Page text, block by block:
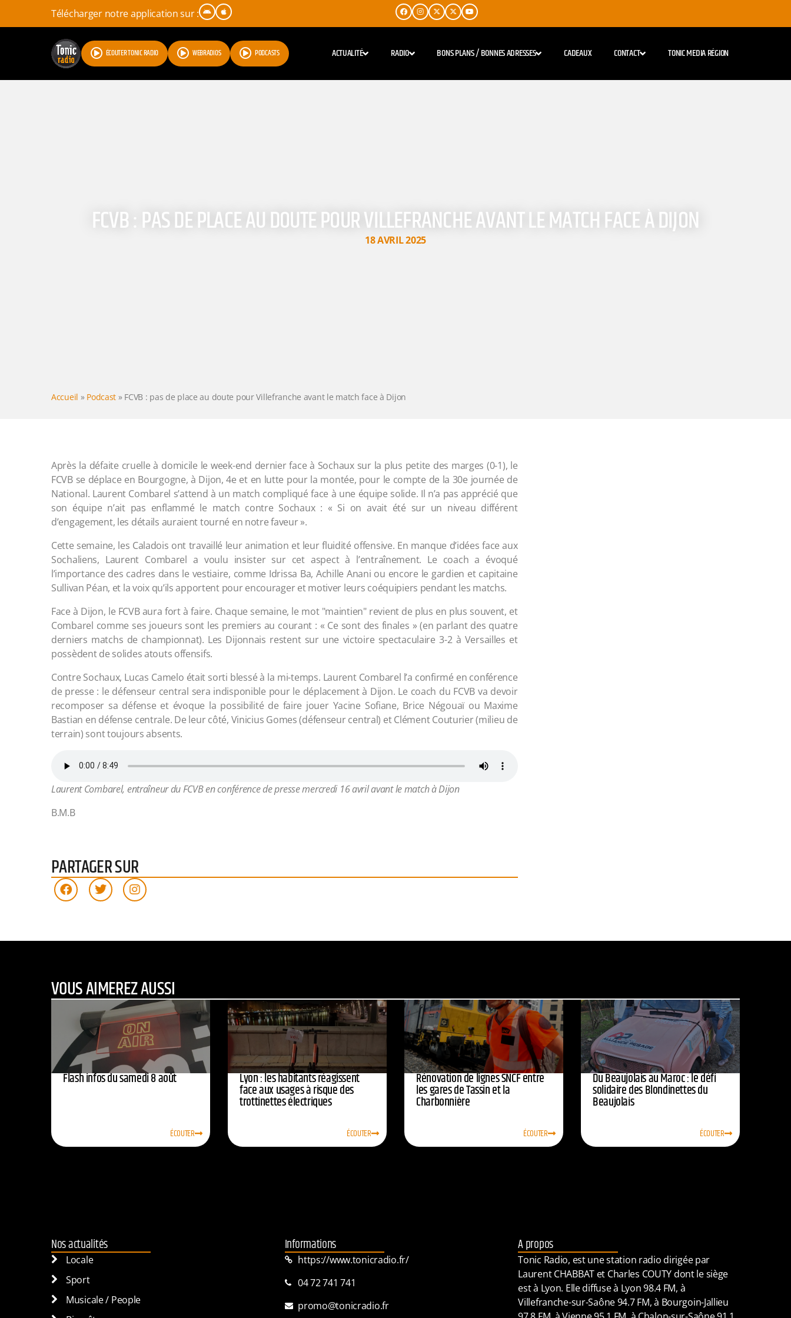
Télécharger notre application sur :
ÉCOUTER TONIC RADIO WEBRADIOS PODCASTS ACTUALITÉ RADIO BONS PLANS / BONNES ADRESSES CADEAUX CONTACT TONIC MEDIA RÉGION
FCVB : PAS DE PLACE AU DOUTE POUR VILLEFRANCHE AVANT LE MATCH FACE À DIJON
18 AVRIL 2025
Accueil » Podcast » FCVB : pas de place au doute pour Villefranche avant le match face à Dijon
Après la défaite cruelle à domicile le week-end dernier face à Sochaux sur la plus petite des marges (0-1), le
FCVB se déplace en Bourgogne, à Dijon, 4e et en lutte pour la montée, pour le compte de la 30e journée de
National. Laurent Combarel s’attend à un match compliqué face à une équipe solide. Il n’a pas apprécié que
son équipe n’ait pas enflammé le match contre Sochaux : « Si on avait été sur un niveau différent
d’engagement, les détails auraient tourné en notre faveur ».
Cette semaine, les Caladois ont travaillé leur animation et leur fluidité offensive. En manque d’idées face aux
Sochaliens, Laurent Combarel a voulu insister sur cet aspect à l’entraînement. Le coach a évoqué
l’importance des cadres dans le vestiaire, comme Idrissa Ba, Achille Anani ou encore le gardien et capitaine
Sullivan Péan, et la voix qu’ils apportent pour encourager et motiver leurs coéquipiers pendant les matchs.
Face à Dijon, le FCVB aura fort à faire. Chaque semaine, le mot "maintien" revient de plus en plus souvent, et
Combarel comme ses joueurs sont les premiers au courant : « Ce sont des finales » (en parlant des quatre
derniers matchs de championnat). Les Dijonnais restent sur une victoire spectaculaire 3-2 à Versailles et
possèdent de solides atouts offensifs.
Contre Sochaux, Lucas Camelo était sorti blessé à la mi-temps. Laurent Combarel l’a confirmé en conférence
de presse : le défenseur central sera indisponible pour le déplacement à Dijon. Le coach du FCVB va devoir
recomposer sa défense et évoque la possibilité de faire jouer Yacine Sofiane, Brice Négouaï ou Maxime
Bastian en défense centrale. De leur côté, Vinicius Gomes (défenseur central) et Clément Couturier (milieu de
terrain) sont toujours absents.
Laurent Combarel, entraîneur du FCVB en conférence de presse mercredi 16 avril avant le match à Dijon
B.M.B
PARTAGER SUR
VOUS AIMEREZ AUSSI
Flash infos du samedi 8 août
ÉCOUTER
Lyon : les habitants réagissent
face aux usages à risque des
trottinettes électriques
ÉCOUTER
Rénovation de lignes SNCF entre
les gares de Tassin et la
Charbonnière
ÉCOUTER
Du Beaujolais au Maroc : le défi
solidaire des Blondinettes du
Beaujolais
ÉCOUTER
Nos actualités
Locale
Sport
Musicale / People
Informations
https://www.tonicradio.fr/
04 72 741 741
promo@tonicradio.fr
A propos
Tonic Radio, est une station radio dirigée par
Laurent CHABBAT et Charles COUTY dont le siège
est à Lyon. Elle diffuse à Lyon 98.4 FM, à
Villefranche-sur-Saône 94.7 FM, à Bourgoin-Jallieu